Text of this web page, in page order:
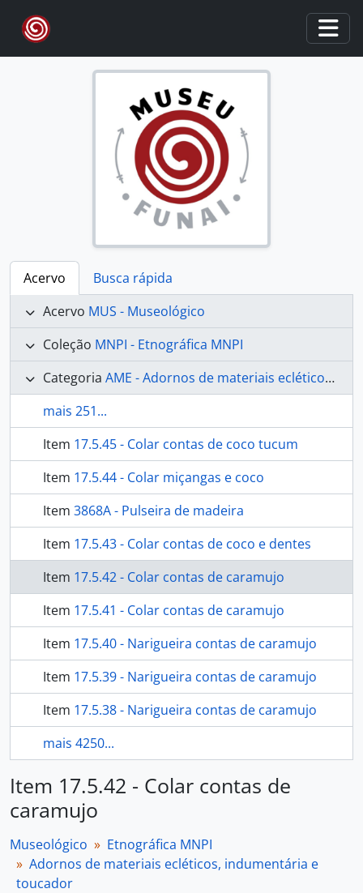
Skip to main content
Acervo
Busca rápida
Acervo MUS - Museológico
Coleção MNPI - Etnográfica MNPI
Categoria AME - Adornos de materiais ecléticos, indumentária e toucador
mais 251...
Item 17.5.45 - Colar contas de coco tucum
Item 17.5.44 - Colar miçangas e coco
Item 3868A - Pulseira de madeira
Item 17.5.43 - Colar contas de coco e dentes
Item 17.5.42 - Colar contas de caramujo
Item 17.5.41 - Colar contas de caramujo
Item 17.5.40 - Narigueira contas de caramujo
Item 17.5.39 - Narigueira contas de caramujo
Item 17.5.38 - Narigueira contas de caramujo
mais 4250...
Item 17.5.42 - Colar contas de
caramujo
Museológico
Etnográfica MNPI
Adornos de materiais ecléticos, indumentária e
toucador